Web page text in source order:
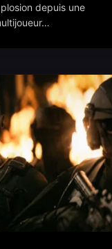
depuis une